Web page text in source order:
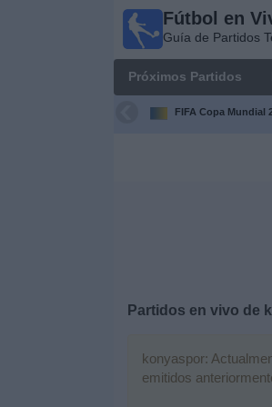
Fútbol en
Guía de Partidos
Próximos Partidos
FIFA Copa Mundial
Partidos en vivo de
konyaspor:
emitidos